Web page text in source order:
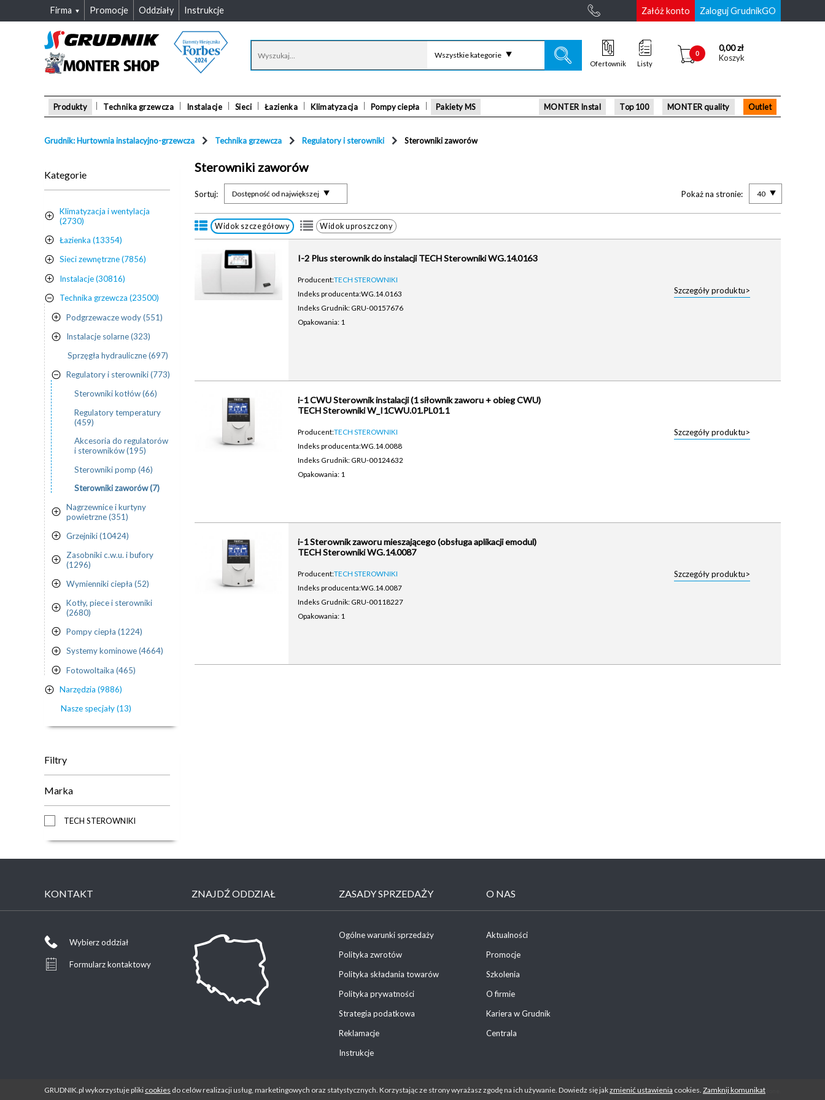
Załóż konto Zaloguj GrudnikGO
Firma Promocje Oddziały Instrukcje
Wszystkie kategorie 0
0,00 zł
Koszyk
Ofertownik Listy
Produkty Technika grzewcza Instalacje Sieci Łazienka Klimatyzacja Pompy ciepła Pakiety MS MONTER Instal Top 100 MONTER quality Outlet
Grudnik: Hurtownia instalacyjno-grzewcza Technika grzewcza Regulatory i sterowniki Sterowniki zaworów
Kategorie
Klimatyzacja i wentylacja
(2730)
Łazienka (13354)
Sieci zewnętrzne (7856)
Instalacje (30816)
Technika grzewcza (23500)
Podgrzewacze wody (551)
Instalacje solarne (323)
Sprzęgła hydrauliczne (697)
Regulatory i sterowniki (773)
Sterowniki kotłów (66)
Regulatory temperatury
(459)
Akcesoria do regulatorów
i sterowników (195)
Sterowniki pomp (46)
Sterowniki zaworów (7)
Nagrzewnice i kurtyny
powietrzne (351)
Grzejniki (10424)
Zasobniki c.w.u. i bufory
(1296)
Wymienniki ciepła (52)
Kotły, piece i sterowniki
(2680)
Pompy ciepła (1224)
Systemy kominowe (4664)
Fotowoltaika (465)
Narzędzia (9886)
Nasze specjały (13)
Filtry
Marka
TECH STEROWNIKI
Sterowniki zaworów
Sortuj: Dostępność od największej Pokaż na stronie: 40
Widok szczegółowy Widok uproszczony
I-2 Plus sterownik do instalacji TECH Sterowniki WG.14.0163
Producent:TECH STEROWNIKI
Indeks producenta:WG.14.0163
Indeks Grudnik: GRU-00157676
Opakowania: 1
Szczegóły produktu>
i-1 CWU Sterownik instalacji (1 siłownik zaworu + obieg CWU)
TECH Sterowniki W_I1CWU.01.PL01.1
Producent:TECH STEROWNIKI
Indeks producenta:WG.14.0088
Indeks Grudnik: GRU-00124632
Opakowania: 1
Szczegóły produktu>
i-1 Sterownik zaworu mieszającego (obsługa aplikacji emodul)
TECH Sterowniki WG.14.0087
Producent:TECH STEROWNIKI
Indeks producenta:WG.14.0087
Indeks Grudnik: GRU-00118227
Opakowania: 1
Szczegóły produktu>
KONTAKT
Wybierz oddział
Formularz kontaktowy
ZNAJDŹ ODDZIAŁ ZASADY SPRZEDAŻY
Ogólne warunki sprzedaży
Polityka zwrotów
Polityka składania towarów
Polityka prywatności
Strategia podatkowa
Reklamacje
Instrukcje
O NAS
Aktualności
Promocje
Szkolenia
O firmie
Kariera w Grudnik
Centrala
Pliki cookies Mapa serwisu Polityka prywatności © 2026 GRUDNIK Sp. z. o.o. Wszelkie prawa zastrzeżone.
GRUDNIK.pl wykorzystuje pliki cookies do celów realizacji usług, marketingowych oraz statystycznych. Korzystając ze strony wyrażasz zgodę na ich używanie. Dowiedz się jakzmienić ustawienia cookies. Zamknij komunikat